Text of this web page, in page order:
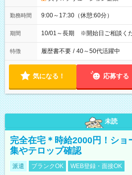
勤務時間 9:00～17:30（休憩:60分）
期間 10/01～長期 ※開始日ご相談く
特徴 履歴書不要 / 40～50代活躍中
気になる！ 応募する
未読
完全在宅＊時給2000円！ショ
集やテロップ確認
派遣 ブランクOK WEB登録・面接OK